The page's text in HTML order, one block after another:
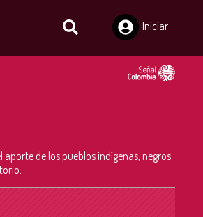
Iniciar
de los pueblos indígenas, negros